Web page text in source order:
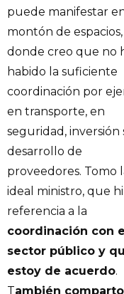
puede manifestar
montón de espacios,
donde creo que no
habido la suficiente
coordinación por
en transporte, en
seguridad, inversión
desarrollo de
proveedores. Tomo
ideal ministro, que
referencia a la
coordinación con
sector público y
estoy de acuerdo.
También